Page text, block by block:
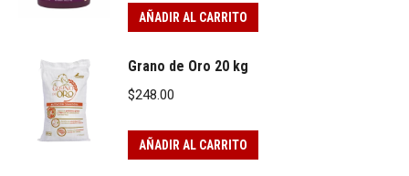
AÑADIR AL CARRITO
Grano de Oro 20 kg
$248.00
AÑADIR AL CARRITO